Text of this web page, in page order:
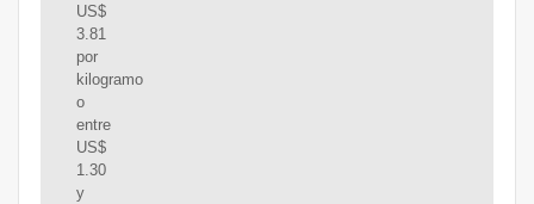
US$
3.81
por
kilogramo
o
entre
US$
1.30
y